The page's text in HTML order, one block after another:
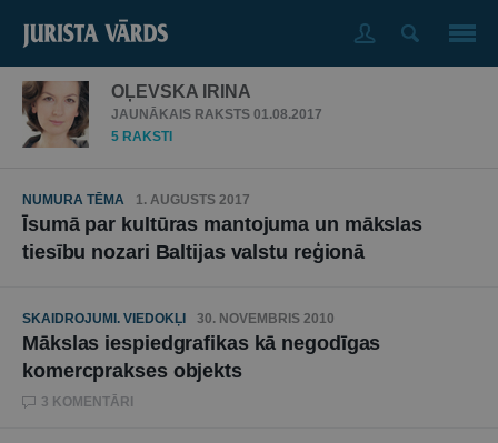
OĻEVSKA IRINA
JAUNĀKAIS RAKSTS 01.08.2017
5 RAKSTI
NUMURA TĒMA 1. AUGUSTS 2017
Īsumā par kultūras mantojuma un mākslas
tiesību nozari Baltijas valstu reģionā
SKAIDROJUMI. VIEDOKĻI 30. NOVEMBRIS 2010
Mākslas iespiedgrafikas kā negodīgas
komercprakses objekts
3 KOMENTĀRI